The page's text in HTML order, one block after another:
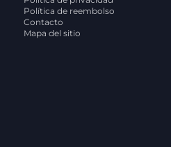
Política de reembolso
Contacto
Mapa del sitio